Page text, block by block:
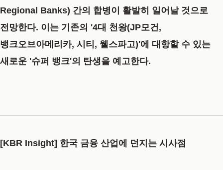
Regional Banks) 간의 합병이 활발히 일어날 것으로
전망한다. 이는 기존의 '4대 천왕(JP모건,
뱅크오브아메리카, 시티, 웰스파고)'에 대항할 수 있는
새로운 '슈퍼 뱅크'의 탄생을 예고한다.
[KBR Insight] 한국 금융 산업에 던지는 시사점